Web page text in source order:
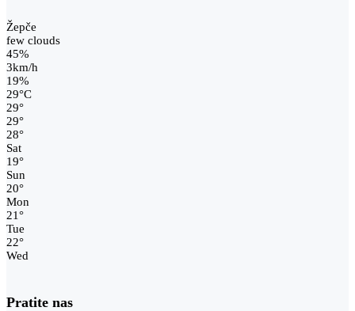
Žepče
few clouds
45%
3km/h
19%
29°C
29°
29°
28°
Sat
19°
Sun
20°
Mon
21°
Tue
22°
Wed
Pratite nas